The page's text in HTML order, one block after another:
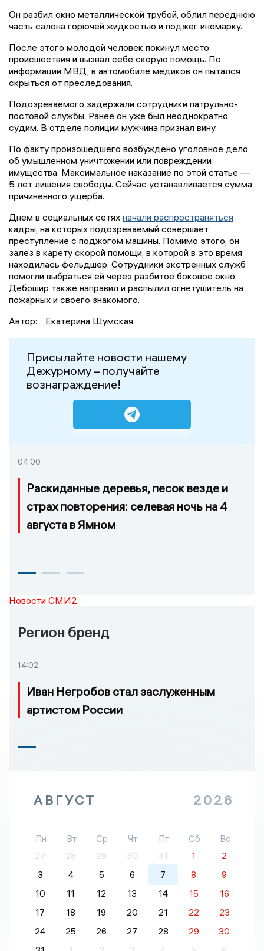
Он разбил окно металлической трубой, облил переднюю
часть салона горючей жидкостью и поджег иномарку.
После этого молодой человек покинул место
происшествия и вызвал себе скорую помощь. По
информации МВД, в автомобиле медиков он пытался
скрыться от преследования.
Подозреваемого задержали сотрудники патрульно-
постовой службы. Ранее он уже был неоднократно
судим. В отделе полиции мужчина признал вину.
По факту произошедшего возбуждено уголовное дело
об умышленном уничтожении или повреждении
имущества. Максимальное наказание по этой статье —
5 лет лишения свободы. Сейчас устанавливается сумма
причиненного ущерба.
Днем в социальных сетях начали распространяться
кадры, на которых подозреваемый совершает
преступление с поджогом машины. Помимо этого, он
залез в карету скорой помощи, в которой в это время
находилась фельдшер. Сотрудники экстренных служб
помогли выбраться ей через разбитое боковое окно.
Дебошир также направил и распылил огнетушитель на
пожарных и своего знакомого.
Автор:
Екатерина Шумская
Присылайте новости нашему
Дежурному – получайте
вознаграждение!
04:00
Раскиданные деревья, песок везде и
страх повторения: селевая ночь на 4
августа в Ямном
Новости СМИ2
Регион бренд
14:02
Иван Негробов стал заслуженным
артистом России
АВГУСТ 2026
Пн Вт Ср Чт Пт Сб
Вс
27
28 29 30 31 1
2
3
4 5 6 7 8
9
10
11 12 13 14 15
16
17
18 19 20 21 22
23
24
25 26 27 28 29
30